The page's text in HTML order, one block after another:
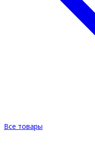
Все товары